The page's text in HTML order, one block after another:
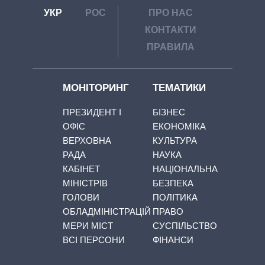
УКР РОС
ПРО НАС
КОНТАКТИ
ПРАВИЛА
МОНІТОРИНГ
ПРЕЗИДЕНТ І
ОФІС
ВЕРХОВНА
РАДА
КАБІНЕТ
МІНІСТРІВ
ГОЛОВИ
ОБЛАДМІНІСТРАЦІЙ
МЕРИ МІСТ
ВСІ ПЕРСОНИ
ТЕМАТИКИ
БІЗНЕС
ЕКОНОМІКА
КУЛЬТУРА
НАУКА
НАЦІОНАЛЬНА
БЕЗПЕКА
ПОЛІТИКА
ПРАВО
СУСПІЛЬСТВО
ФІНАНСИ